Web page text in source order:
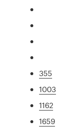
355
1003
1162
1659